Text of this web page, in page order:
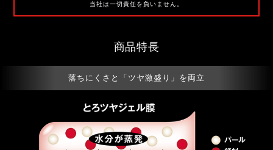
当社は一切責任を負いません。
商品特長
落ちにくさと「ツヤ激盛り」を両立